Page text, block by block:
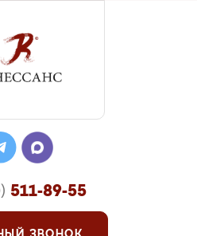
511-89-55